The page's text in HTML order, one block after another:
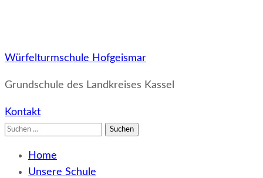
Würfelturmschule Hofgeismar
Grundschule des Landkreises Kassel
Kontakt
Suchen
Home
Unsere Schule